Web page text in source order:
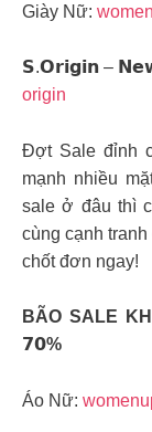
Giày Nữ:
𝗦.𝗢𝗿𝗶𝗴𝗶𝗻 –
origin
Đợt Sale đỉnh
mạnh nhiều
sale ở đâu thì
cùng cạnh
chốt đơn ngay!
BÃO SALE
𝟳𝟬%
Áo Nữ: